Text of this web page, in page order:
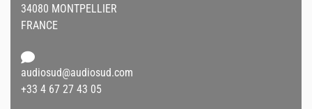
34080 MONTPELLIER
FRANCE
audiosud@audiosud.com
+33 4 67 27 43 05